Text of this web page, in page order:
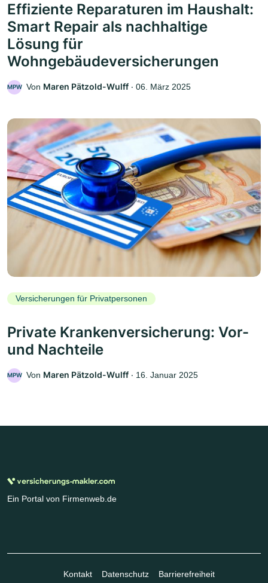
Effiziente Reparaturen im Haushalt:
Smart Repair als nachhaltige
Lösung für
Wohngebäudeversicherungen
MPW Von Maren Pätzold-Wulff ‧ 06. März 2025
Versicherungen für Privatpersonen
Private Krankenversicherung: Vor-
und Nachteile
MPW Von Maren Pätzold-Wulff ‧ 16. Januar 2025
Ein Portal von Firmenweb.de
Kontakt Datenschutz Barrierefreiheit